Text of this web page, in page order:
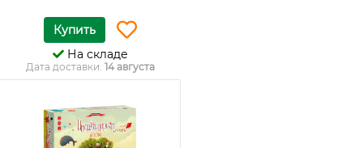
Купить
На складе
Дата доставки: 14 августа